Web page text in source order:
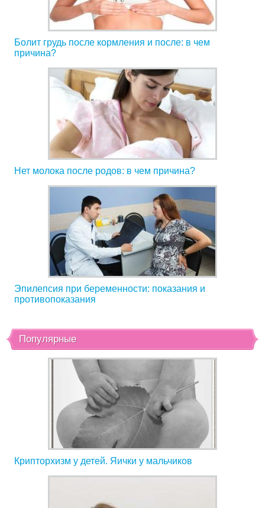
Болит грудь после кормления и после: в чем
причина?
Нет молока после родов: в чем причина?
Эпилепсия при беременности: показания и
противопоказания
Популярные
Крипторхизм у детей. Яички у мальчиков